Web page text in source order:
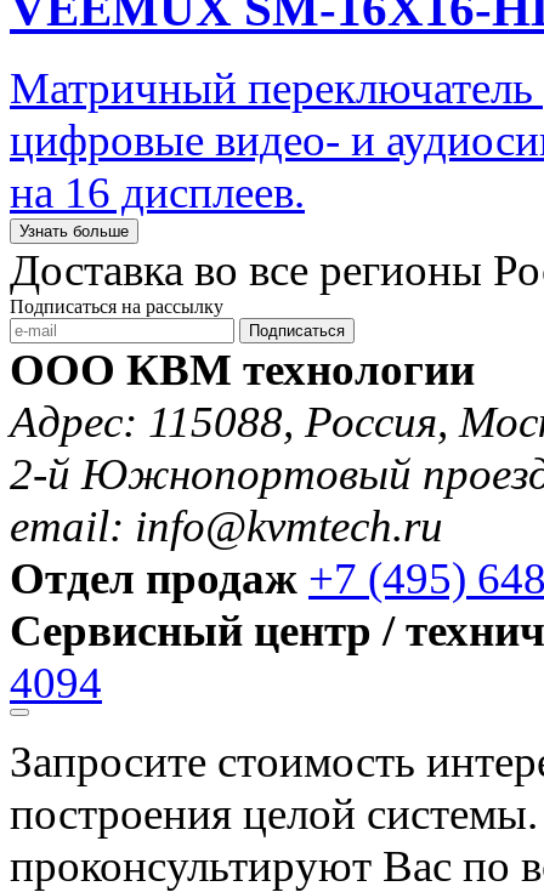
Матричный
цифровые видео- и
на 16 дисплеев.
Узнать больше
Доставка во все регионы
Подписаться на рассылку
Подписаться
ООО КВМ технологии
Адрес: 115088, Россия,
2-й Южнопортовый
email: info@kvmtech.ru
Отдел продаж +7 (495)
Сервисный центр /
4094
Запросите стоимость
построения целой
проконсультируют Вас по